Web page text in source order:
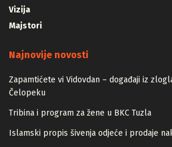
Vizija
Majstori
Najnovije novosti
Zapamtićete vi Vidovdan – događaji iz
Čelopeku
Tribina i program za žene u BKC Tuzla
Islamski propis šivenja odjeće i prodaje